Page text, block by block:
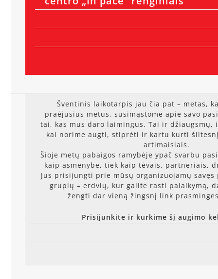
Šventinis laikotarpis jau čia pat – metas,
praėjusius metus, susimąstome apie savo
tai, kas mus daro laimingus. Tai ir džiaugsmų,
kai norime augti, stiprėti ir kartu kurti
artimaisiais.
Šioje metų pabaigos ramybėje ypač svarbu
kaip asmenybe, tiek kaip tėvais, partneriais,
Jus prisijungti prie mūsų organizuojamų
grupių – erdvių, kur galite rasti palaikymą,
žengti dar vieną žingsnį link
Prisijunkite ir kurkime šį augimo